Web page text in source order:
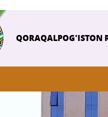
QORAQALPOG'ISTON